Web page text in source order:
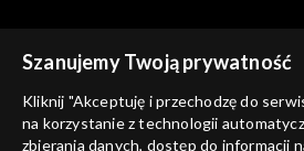
Szanujemy Twoją prywatność
Kliknij "Akceptuję i przechodzę do
na korzystanie z technologii
zbierania danych, dostęp do informacji